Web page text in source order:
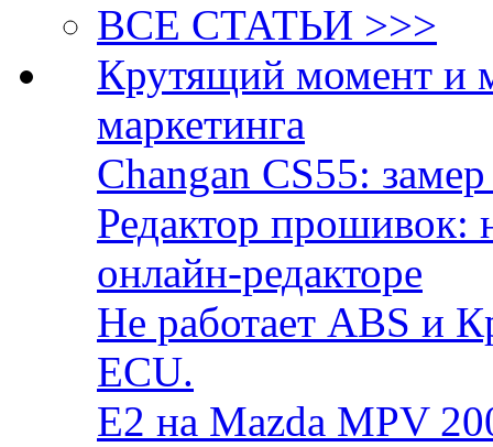
ВСЕ СТАТЬИ >>>
Крутящий момент и
маркетинга
Changan CS55:
Редактор прошивок:
онлайн-редакторе
Не работает ABS и
ECU.
E2 на Mazda MPV